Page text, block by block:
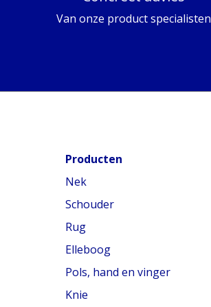
Van onze product specialisten
Producten
Nek
Schouder
Rug
Elleboog
Pols, hand en vinger
Knie